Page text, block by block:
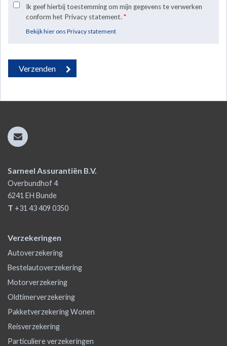
Ik geef hierbij toestemming om mijn gegevens te verwerken
conform het Privacy statement. *
Bekijk hier ons Privacy statement
Sarneel Assurantiën B.V.
Overbundhof 4
6241 EH Bunde
T +31 43 409 0350
Verzekeringen
Autoverzekering
Bestelautoverzekering
Motorverzekering
Oldtimerverzekering
Pakketverzekering Wonen
Reisverzekering
Particuliere verzekeringen